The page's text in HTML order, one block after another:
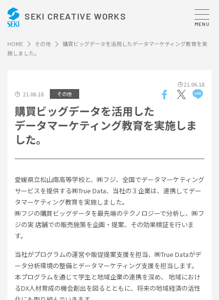
SEKI CREATIVE WORKS
MENU
HOME その他
購買ビッグデータを活用したデータマーケティング教育を実
施しました。
21.06.18
21.06.18
その他
購買ビッグデータを活用した
データマーケティング教育を実施しま
した。
愛媛県立松山南高等学校と、㈱フジ、全国でデータマーケティング
サービスを提供する㈱True Data、当社の３企業は、連携してデー
タマーケティング教育を実施しました。
㈱フジの購買ビッグデータを最先端のテクノロジーで分析し、㈱フ
ジの実 店舗での販売施策を企画・提案、その効果検証を行いま
す。
当社がプログラムの運営や販促提案支援を担当、㈱True Dataがデ
ータ分析環境の整備とデータマーケティング支援を担当します。
本プログラムを通じて学生と地域企業の連携を深め、 地域におけ
るDX人材育成の機会創出を図るとともに、将来の地域経済の活性